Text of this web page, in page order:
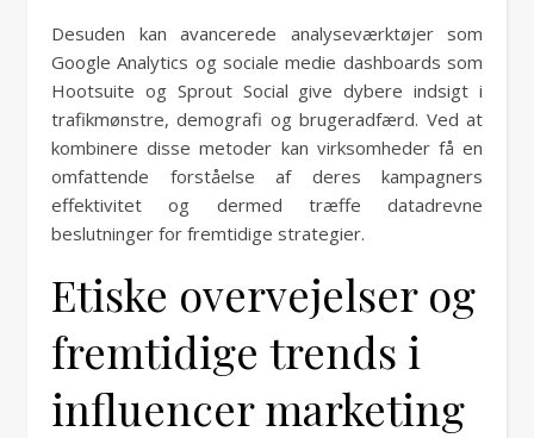
Desuden kan avancerede analyseværktøjer som
Google Analytics og sociale medie dashboards som
Hootsuite og Sprout Social give dybere indsigt i
trafikmønstre, demografi og brugeradfærd. Ved at
kombinere disse metoder kan virksomheder få en
omfattende forståelse af deres kampagners
effektivitet og dermed træffe datadrevne
beslutninger for fremtidige strategier.
Etiske overvejelser og
fremtidige trends i
influencer marketing